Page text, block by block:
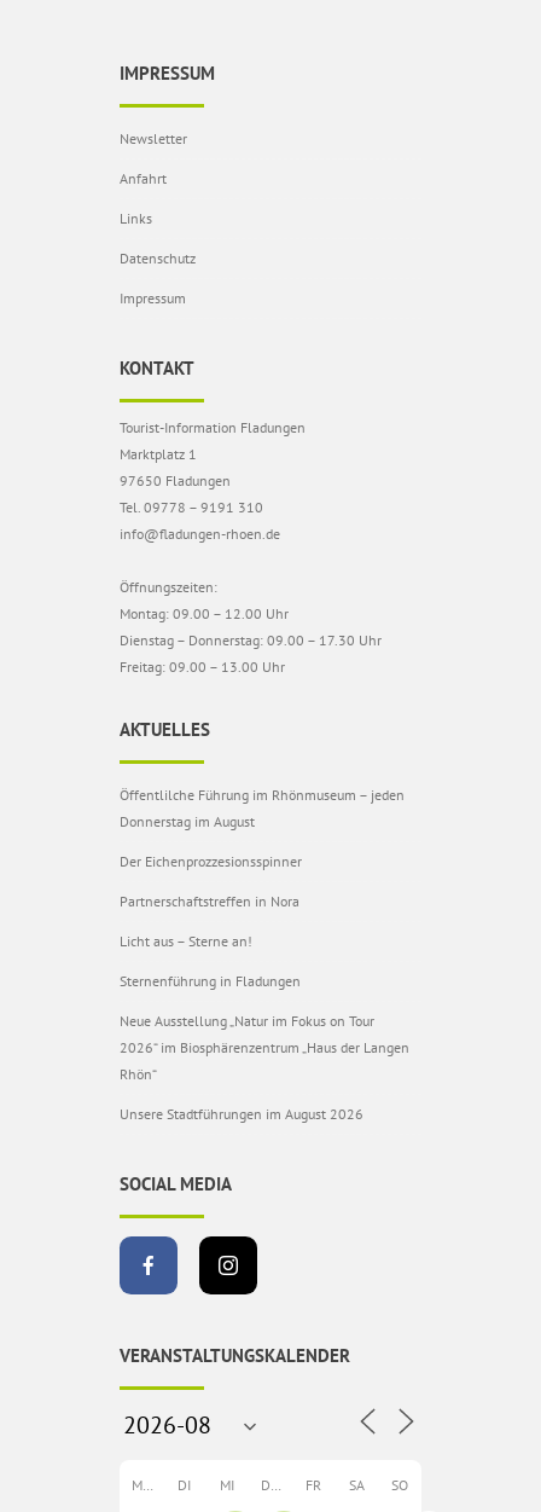
IMPRESSUM
Newsletter
Anfahrt
Links
Datenschutz
Impressum
KONTAKT
Tourist-Information Fladungen
Marktplatz 1
97650 Fladungen
Tel. 09778 – 9191 310
info@fladungen-rhoen.de
Öffnungszeiten:
Montag: 09.00 – 12.00 Uhr
Dienstag – Donnerstag: 09.00 – 17.30 Uhr
Freitag: 09.00 – 13.00 Uhr
AKTUELLES
Öffentlilche Führung im Rhönmuseum – jeden
Donnerstag im August
Der Eichenprozzesionsspinner
Partnerschaftstreffen in Nora
Licht aus – Sterne an!
Sternenführung in Fladungen
Neue Ausstellung „Natur im Fokus on Tour
2026“ im Biosphärenzentrum „Haus der Langen
Rhön“
Unsere Stadtführungen im August 2026
SOCIAL MEDIA
VERANSTALTUNGSKALENDER
MO DI MI DO FR SA SO